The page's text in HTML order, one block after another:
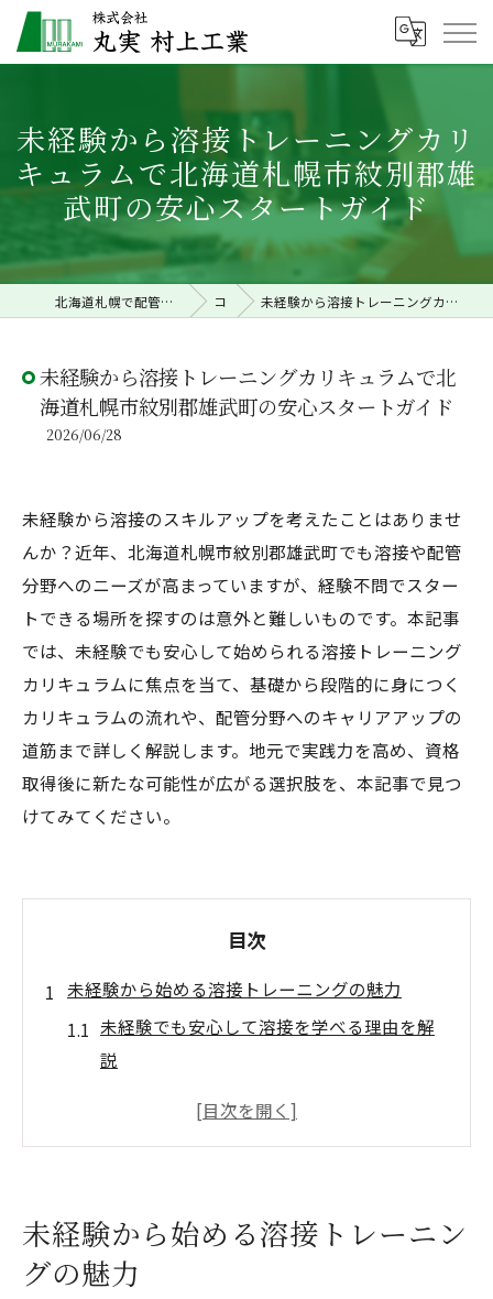
未経験から溶接トレーニングカリ
キュラムで北海道札幌市紋別郡雄
武町の安心スタートガイド
北海道札幌で配管工事の求人なら株式会社丸実村上工業 コラム 未経験から溶接トレーニングカリキュラムで北海道札幌市紋別郡雄武町の安心スタートガイド
未経験から溶接トレーニングカリキュラムで北
海道札幌市紋別郡雄武町の安心スタートガイド
2026/06/28
未経験から溶接のスキルアップを考えたことはありませ
んか？近年、北海道札幌市紋別郡雄武町でも溶接や配管
分野へのニーズが高まっていますが、経験不問でスター
トできる場所を探すのは意外と難しいものです。本記事
では、未経験でも安心して始められる溶接トレーニング
カリキュラムに焦点を当て、基礎から段階的に身につく
カリキュラムの流れや、配管分野へのキャリアアップの
道筋まで詳しく解説します。地元で実践力を高め、資格
取得後に新たな可能性が広がる選択肢を、本記事で見つ
けてみてください。
目次
未経験から始める溶接トレーニングの魅力
未経験でも安心して溶接を学べる理由を解
説
経験不問の溶接カリキュラムの特長とは
溶接と配管が経験不問で学べる理由
未経験でも溶接が始めやすい業界の動向
未経験から始める溶接トレーニン
グの魅力